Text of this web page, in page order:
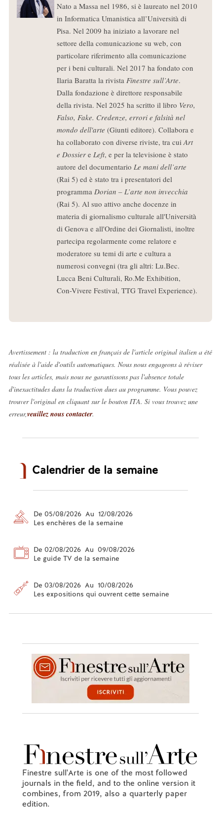
Nato a Massa nel 1986, si è laureato nel 2010
in Informatica Umanistica all’Università di
Pisa. Nel 2009 ha iniziato a lavorare nel
settore della comunicazione su web, con
particolare riferimento alla comunicazione
per i beni culturali. Nel 2017 ha fondato con
Ilaria Baratta la rivista Finestre sull’Arte.
Dalla fondazione è direttore responsabile
della rivista. Nel 2025 ha scritto il libro Vero,
Falso, Fake. Credenze, errori e falsità nel
mondo dell'arte (Giunti editore). Collabora e
ha collaborato con diverse riviste, tra cui Art
e Dossiere Left, e per la televisione è stato
autore del documentario Le mani dell’arte
(Rai 5) ed è stato tra i presentatori del
programma Dorian – L’arte non invecchia
(Rai 5). Al suo attivo anche docenze in
materia di giornalismo culturale all'Università
di Genova e all'Ordine dei Giornalisti, inoltre
partecipa regolarmente come relatore e
moderatore su temi di arte e cultura a
numerosi convegni (tra gli altri: Lu.Bec.
Lucca Beni Culturali, Ro.Me Exhibition,
Con-Vivere Festival, TTG Travel Experience).
Avertissement : la traduction en français de l'article original italien a été
réalisée à l'aide d'outils automatiques. Nous nous engageons à réviser
tous les articles, mais nous ne garantissons pas l'absence totale
d'inexactitudes dans la traduction dues au programme. Vous pouvez
trouver l'original en cliquant sur le bouton ITA. Si vous trouvez une
erreur,veuillez nous contacter.
Calendrier de la semaine
De 05/08/2026 Au 12/08/2026
Les enchères de la semaine
De 02/08/2026 Au 09/08/2026
Le guide TV de la semaine
De 03/08/2026 Au 10/08/2026
Les expositions qui ouvrent cette semaine
Finestre sull'Arte is one of the most followed
journals in the field, and to the online version it
combines, from 2019, also a quarterly paper
edition.